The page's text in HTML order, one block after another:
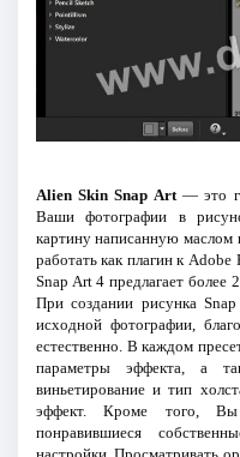
Alien Skin Snap Art— это
Ваши фотографии в
картину написанную
работать как плагин к
Snap Art 4 предлагает более
При создании рисунка
исходной фотографии,
естественно. В каждом
параметры эффекта, а
виньетирование и тип
эффект. Кроме того, Вы
понравившиеся